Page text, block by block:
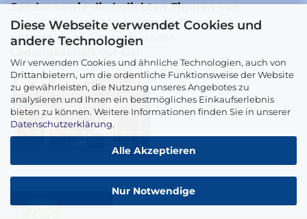
Diese Webseite verwendet Cookies und
andere Technologien
Wir verwenden Cookies und ähnliche Technologien, auch von
Drittanbietern, um die ordentliche Funktionsweise der Website
zu gewährleisten, die Nutzung unseres Angebotes zu
analysieren und Ihnen ein bestmögliches Einkaufserlebnis
bieten zu können. Weitere Informationen finden Sie in unserer
Datenschutzerklärung.
Alle Akzeptieren
Nur Notwendige
Sandersowie die beliebten Figuren von
Wendt & Kühn. Mit jedem Online-Kauf
unterstützen Sie auch unser